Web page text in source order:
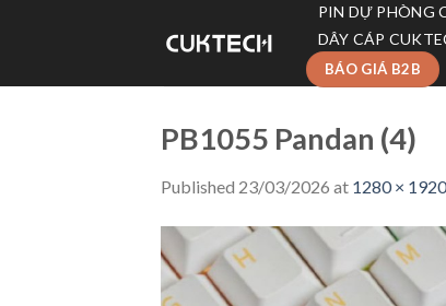
PIN DỰ PHÒNG
DÂY CÁP
BÁO GIÁ B2B
PB1055 Pandan (4)
Published 23/03/2026 at 1280 × 1920